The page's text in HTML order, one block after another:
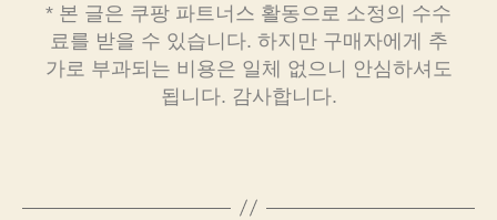
* 본 글은 쿠팡 파트너스 활동으로 소정의 수수
료를 받을 수 있습니다. 하지만 구매자에게 추
가로 부과되는 비용은 일체 없으니 안심하셔도
됩니다. 감사합니다.